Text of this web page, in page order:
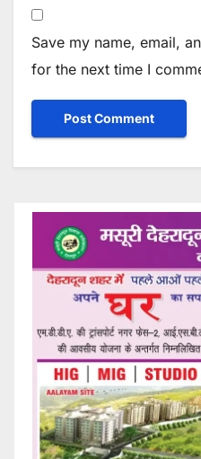
Save my name, email,
for the next time I